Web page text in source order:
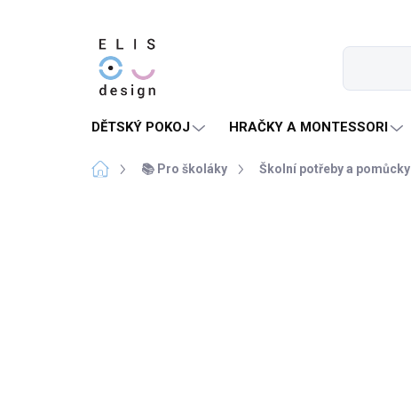
DĚTSKÝ POKOJ HRAČKY A MONTESSORI
Domů📚 Pro školáky Školní potřeby a pomůcky